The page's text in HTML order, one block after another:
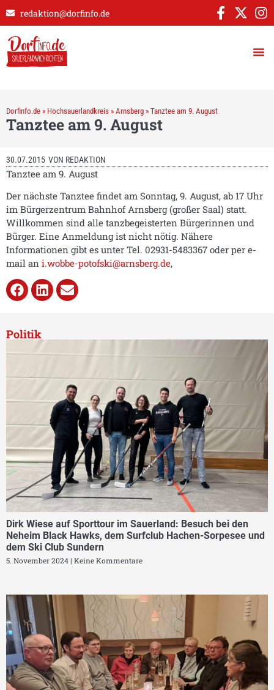
redaktion@dorfinfo.de
Dorfinfo.de » Hochsauerlandkreis » Arnsberg » Tanztee am 9. August
Tanztee am 9. August
30.07.2015 VON REDAKTION
Tanztee am 9. August
Der nächste Tanztee findet am Sonntag, 9. August, ab 17 Uhr
im Bürgerzentrum Bahnhof Arnsberg (großer Saal) statt.
Willkommen sind alle tanzbegeisterten Bürgerinnen und
Bürger. Eine Anmeldung ist nicht nötig. Nähere
Informationen gibt es unter Tel. 02931-5483367 oder per e-
mail an i.wobbe-potofski@arnsberg.de,
Politik
Dirk Wiese auf Sporttour im Sauerland: Besuch bei den
Neheim Black Hawks, dem Surfclub Hachen-Sorpesee und
dem Ski Club Sundern
5. November 2024 Keine Kommentare